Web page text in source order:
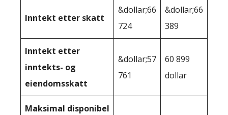
Inntekt etter skatt
&dollar;66
724
&dollar;66
389
Inntekt etter
inntekts- og
eiendomsskatt
&dollar;57
761
60 899
dollar
Maksimal disponibel